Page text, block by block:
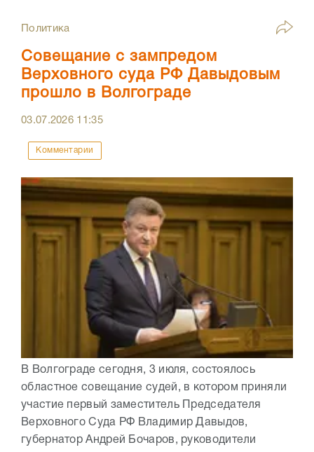
Политика
Совещание с зампредом
Верховного суда РФ Давыдовым
прошло в Волгограде
03.07.2026 11:35
Комментарии
В Волгограде сегодня, 3 июля, состоялось
областное совещание судей, в котором приняли
участие первый заместитель Председателя
Верховного Суда РФ Владимир Давыдов,
губернатор Андрей Бочаров, руководители